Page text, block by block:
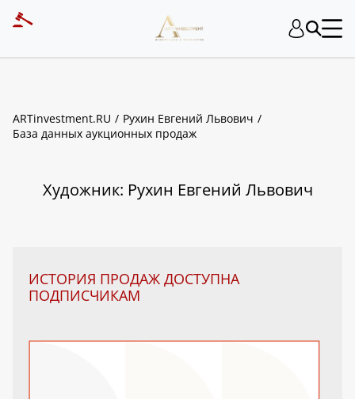
ARTinvestment.RU
Рухин Евгений Львович
База данных аукционных продаж
Художник: Рухин Евгений Львович
ИСТОРИЯ ПРОДАЖ ДОСТУПНА
ПОДПИСЧИКАМ